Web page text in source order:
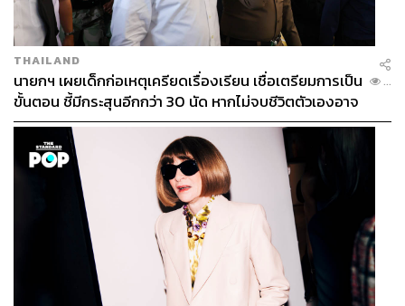
THAILAND
นายกฯ เผยเด็กก่อเหตุเครียดเรื่องเรียน เชื่อเตรียมการเป็น
ขั้นตอน ชี้มีกระสุนอีกกว่า 30 นัด หากไม่จบชีวิตตัวเองอาจ
สูญเสียเพิ่ม
...